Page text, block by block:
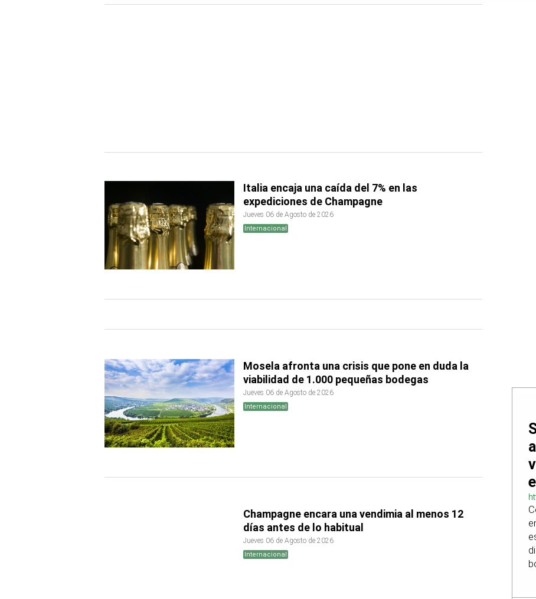
Italia encaja una caída del 7% en las
expediciones de Champagne
Jueves 06 de Agosto de 2026
Internacional
Mosela afronta una crisis que pone en duda la
viabilidad de 1.000 pequeñas bodegas
Jueves 06 de Agosto de 2026
Internacional
Champagne encara una vendimia al menos 12
días antes de lo habitual
Jueves 06 de Agosto de 2026
Internacional